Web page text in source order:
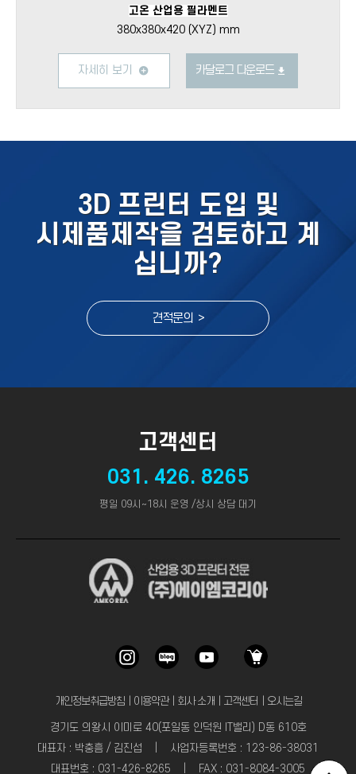
고온 산업용 필라멘트
380x380x420 (XYZ) mm
자세히 보기 카달로그 다운로드
3D 프린터 도입 및
시제품제작을 검토하고 계
십니까?
견적문의 >
고객센터
031. 426. 8265
평일 09시~18시 운영 /상시 상담 대기
개인정보취급방침｜ 이용약관｜ 회사 소개 고객센터 오시는길
경기도 의왕시 이미로 40(포일동 인덕원 IT밸리) D동 610호
대표자 : 박충흠 / 김진섭 | 사업자등록번호 : 123-86-38031
대표번호 : 031-426-8265 | FAX : 031-8084-3005